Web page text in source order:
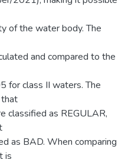
of the water body. The
and compared to the
for class II waters. The
classified as REGULAR,
as BAD. When comparing
is